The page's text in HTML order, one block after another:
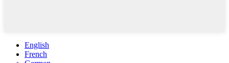
English
French